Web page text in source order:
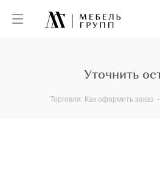
Уточнить
Торговля: Как оформить заказ -